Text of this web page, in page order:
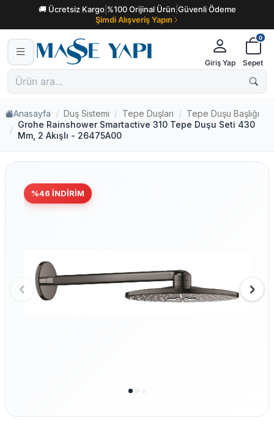
🚚 Ücretsiz Kargo| %100 Orijinal Ürün Güvenli Ödeme
Şimdi Alışveriş Yapın
Giriş Yap
0
Sepet
Anasayfa Duş Sistemi Tepe Duşları
Tepe Duşu Başlığı
Grohe Rainshower Smartactive 310 Tepe Duşu Seti 430
Mm, 2 Akışlı - 26475A00
%46 İNDIRIM